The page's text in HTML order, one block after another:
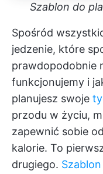
Szablon do
Spośród
jedzenie, które
prawdopodobnie
funkcjonujemy i
planujesz swoje
przodu w życiu,
zapewnić sobie
kalorie. To
drugiego.